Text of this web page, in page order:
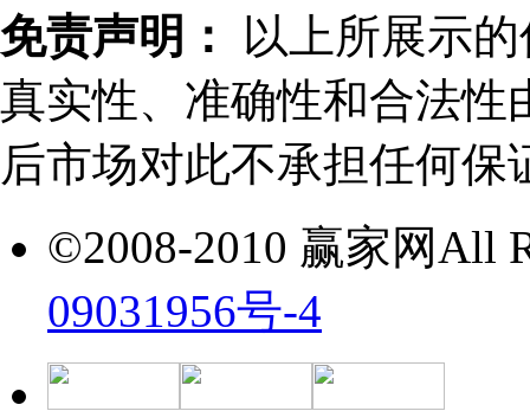
免责声明：
以上所展示
真实性、准确性和合法性
后市场对此不承担任何保
©2008-2010 赢家网All
09031956号-4